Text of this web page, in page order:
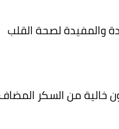
والمفيدة لصحة القلب
من السكر